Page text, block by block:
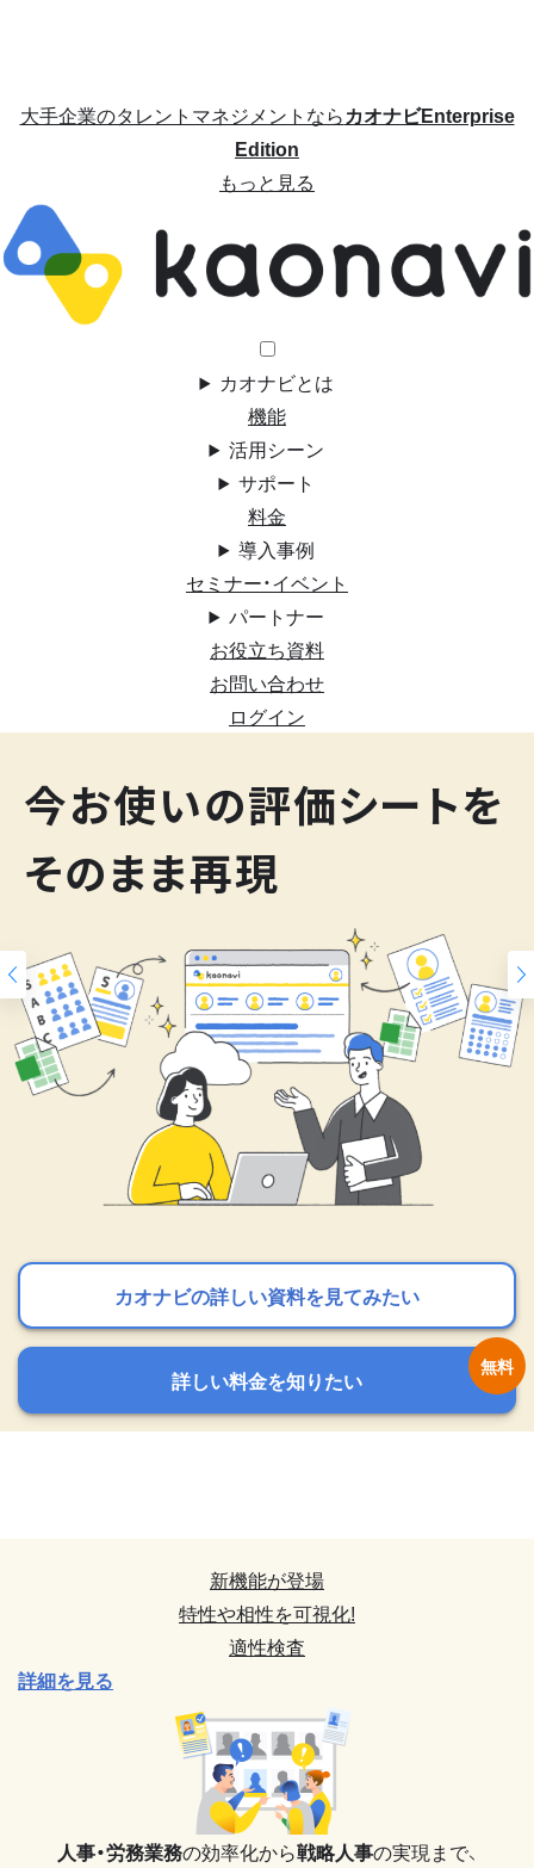
大手企業のタレントマネジメントならカオナビEnterprise
Edition
もっと見る
カオナビとは
機能
活用シーン
サポート
料金
導入事例
セミナー・イベント
パートナー
お役立ち資料
お問い合わせ
ログイン
カオナビの詳しい資料を見てみたい
詳しい料金を知りたい
200
スキルマップ
カオナビの詳しい資料を見てみたい
詳しい料金を知りたい
今お使いの評価シートを
そのまま再現
カオナビの詳しい資料を見てみたい
詳しい料金を知りたい
新機能が登場
特性や相性を可視化!
適性検査
詳細を見る
人事・労務業務の効率化から戦略人事の実現まで、